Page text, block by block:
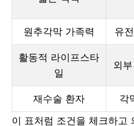
원추각막 가족력 유
활동적 라이프스타
일
외
재수술 환자
각
이 표처럼 조건을 체크하고